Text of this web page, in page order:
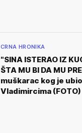
CRNA HRONIKA
"SINA ISTERAO IZ
ŠTA MU BI DA MU
muškarac kog je
Vladimircima (FOTO)